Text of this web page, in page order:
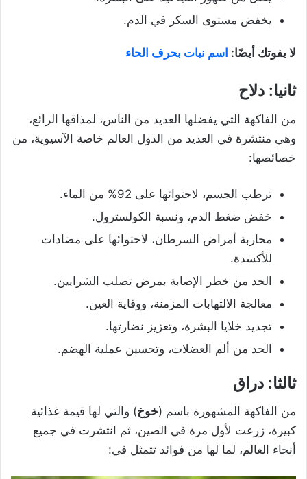
يخفض مستوى السكر في الدم.
لا يفوتك أيضًا: اسم نبات بحرف الحاء
ثانيا: دلاح
من الفاكهة التي يفضلها العديد من الناس، لمذاقها الرائع،
وهي منتشرة في العديد من الدول العالم خاصة الآسيوية، من
خصائصها:
ترطب الجسم، لاحتوائها على 92% من الماء.
خفض ضغط الدم، ونسبة الكولسترول.
محاربة أمراض السرطان، لاحتوائها على مضادات
للأكسدة.
الحد من خطر الإصابة بمرض تصلب الشرايين.
معالجة الالتهابات المزمنة، ووقاية العين.
تجديد خلايا البشرة، وتعزيز نضارتها.
الحد من ألم العضلات، وتحسين عملية الهضم.
ثالثا: دراق
من الفاكهة المشهورة باسم (خوخ) والتي لها قيمة غذائية
كبيرة، زرعت لأول مرة في الصين، ثم انتشرت في جميع
أنحاء العالم، لما لها من فوائد تتمثل في: